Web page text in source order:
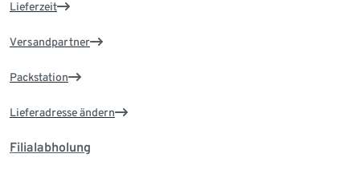
Lieferzeit
Versandpartner
Packstation
Lieferadresse ändern
Filialabholung